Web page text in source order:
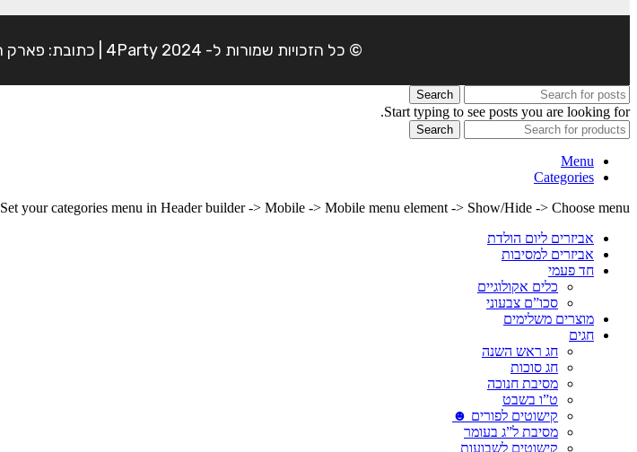
© כל הזכויות שמורות ל- 4Party 2024 | כתובת: פארק התעשיה משמרות| טלפון: 054-7225898
Search
Start typing to see posts you are looking for.
Search
Menu
Categories
Set your categories menu in Header builder -> Mobile -> Mobile menu element -> Show/Hide -> Choose menu
אביזרים ליום הולדת
אביזרים למסיבות
חד פעמי
כלים אקולוגיים
סכו”ם צבעוני
מוצרים משלימים
חגים
חג ראש השנה
חג סוכות
מסיבת חנוכה
ט”ו בשבט
קישוטים לפורים ☻
מסיבת ל”ג בעומר
קישוטים לשבועות